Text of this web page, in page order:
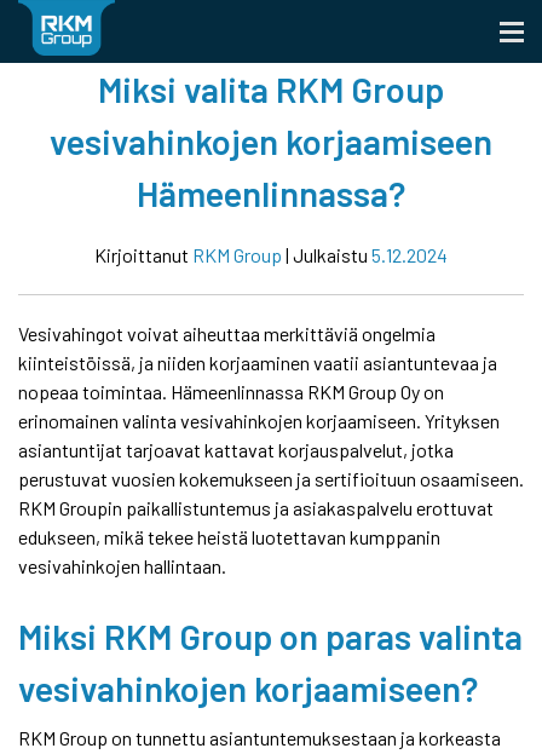
Skip
content
Miksi valita RKM Group
vesivahinkojen korjaamiseen
Hämeenlinnassa?
Kirjoittanut RKM Group | Julkaistu 5.12.2024
Vesivahingot voivat aiheuttaa merkittäviä ongelmia
kiinteistöissä, ja niiden korjaaminen vaatii asiantuntevaa ja
nopeaa toimintaa. Hämeenlinnassa RKM Group Oy on
erinomainen valinta vesivahinkojen korjaamiseen. Yrityksen
asiantuntijat tarjoavat kattavat korjauspalvelut, jotka
perustuvat vuosien kokemukseen ja sertifioituun osaamiseen.
RKM Groupin paikallistuntemus ja asiakaspalvelu erottuvat
edukseen, mikä tekee heistä luotettavan kumppanin
vesivahinkojen hallintaan.
Miksi RKM Group on paras valinta
vesivahinkojen korjaamiseen?
RKM Group on tunnettu asiantuntemuksestaan ja korkeasta